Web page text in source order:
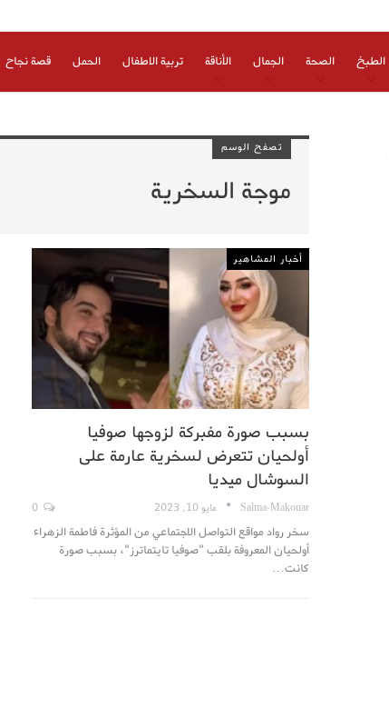
الطبخ الصحة الجمال الأناقة تربية الاطفال الحمل قصة نجاح
تصفح الوسم
موجة السخرية
أخبار المشاهير
بسبب صورة مفبركة لزوجها صوفيا
أولحيان تتعرض لسخرية عارمة على
السوشال ميديا
Salma-Makouar مايو 10, 2023
سخر رواد مواقع التواصل الاجتماعي من المؤثرة فاطمة الزهراء
أولحيان المعروفة بلقب "صوفيا تايتماترز"، بسبب صورة
كانت…